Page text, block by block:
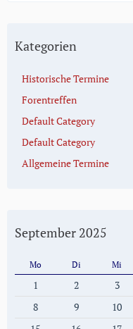
Kategorien
Historische Termine
Forentreffen
Default Category
Default Category
Allgemeine Termine
September 2025
Mo Di Mi
1 2 3
8
9 10